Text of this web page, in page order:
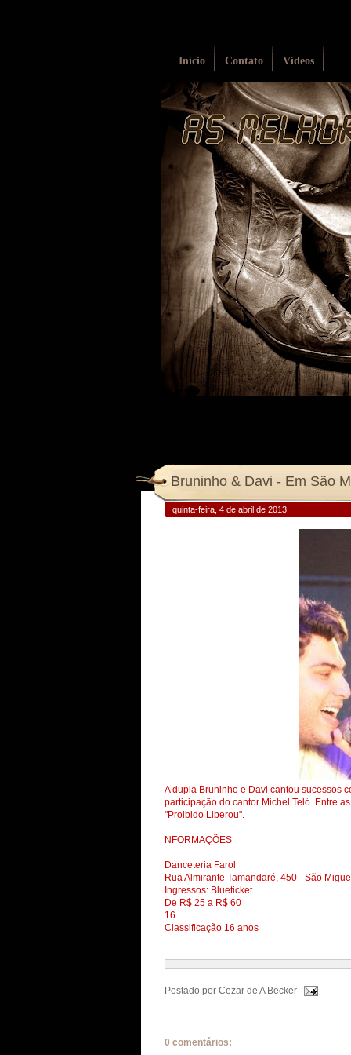
Início Contato Vídeos
Bruninho & Davi - Em São
quinta-feira, 4 de abril de 2013
A dupla Bruninho e Davi cantou sucessos
participação do cantor Michel Teló. Entre
"Proibido Liberou".
NFORMAÇÕES
Danceteria Farol
Rua Almirante Tamandaré, 450 - São
Ingressos: Blueticket
De R$ 25 a R$ 60
16
Classificação 16 anos
Postado por Cezar de A Becker
0 comentários: